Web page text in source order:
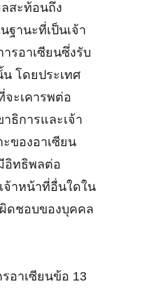
สะท้อนถึง
านะที่เป็นเจ้า
รอาเซียนซึ่งรับ
โดยประเทศ
ะเคารพต่อ
ธิการและเจ้า
ของอาเซียน
อิทธิพลต่อ
จ้าหน้าที่อื่นใดใน
ดชอบของบุคคล
าเซียนข้อ 13